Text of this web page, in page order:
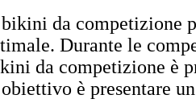
da competizione
Durante le
da competizione è
è presentare